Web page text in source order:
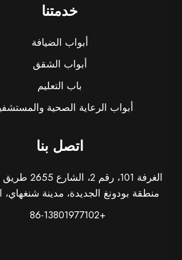
خدمتنا
أبواب الضيافة
أبواب الشقق
باب التعليم
أبواب الرعاية الصحية
اتصل بنا
الغرفة 101، رقم 2،
منطقة بودونغ الجديدة، مدينة شنغهاي،
+86-13801977102